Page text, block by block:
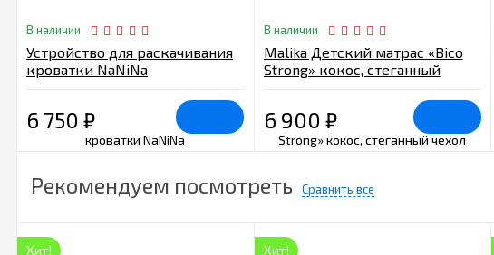
В наличии
Устройство для раскачивания
кроватки NaNiNa
6 750 ₽
В наличии
Malika Детский матрас «Bico
Strong» кокос, стеганный
6 900 ₽
Рекомендуем посмотреть Сравнить все
Хит! Хит!